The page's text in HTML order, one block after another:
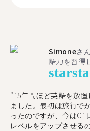
Simoneさ
語力を習得
star
"15年間ほど英語を放
ました。最初は旅行で
ったのですが、今は
レベルをアップさせる